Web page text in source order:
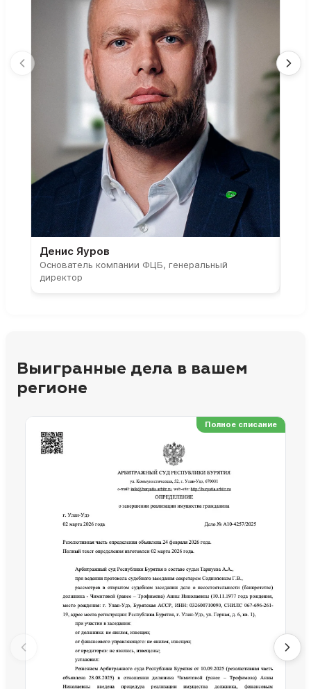
Денис Яуров
Основатель компании ФЦБ, генеральный
директор
Выигранные дела в вашем
регионе
Полное списание